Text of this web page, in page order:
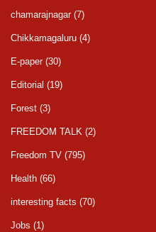
chamarajnagar (7)
Chikkamagaluru (4)
E-paper (30)
Editorial (19)
Forest (3)
FREEDOM TALK (2)
Freedom TV (795)
Health (66)
interesting facts (70)
Jobs (1)